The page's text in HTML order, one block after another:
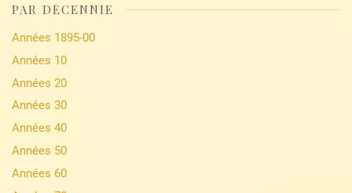
PAR DÉCENNIE
Années 1895-00
Années 10
Années 20
Années 30
Années 40
Années 50
Années 60